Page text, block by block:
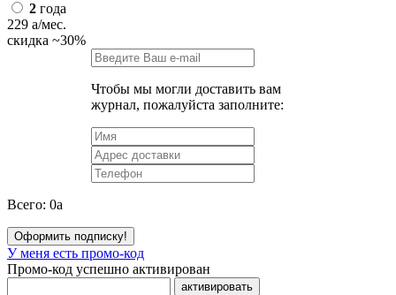
2 года
229 a/мес.
скидка ~30%
Чтобы мы могли доставить вам
журнал, пожалуйста заполните:
Всего: 0a
Оформить подписку!
У меня есть промо-код
Промо-код успешно активирован
активировать